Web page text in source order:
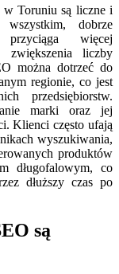
w Toruniu są liczne i
dobrze
przyciąga więcej
zwiększenia liczby
można dotrzeć do
regionie, co jest
przedsiębiorstw.
marki oraz jej
Klienci często ufają
wyszukiwania,
produktów
długofalowym, co
dłuższy czas po
są